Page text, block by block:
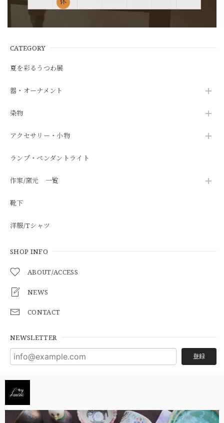
CATEGORY
夏を彩るうつわ展
器・オーナメント
染物
アクセサリー・小物
ランプ・ペンダントライト
作家/窯元 一覧
靴下
洋服/Tシャツ
SHOP INFO
ABOUT/ACCESS
NEWS
CONTACT
NEWSLETTER
登録